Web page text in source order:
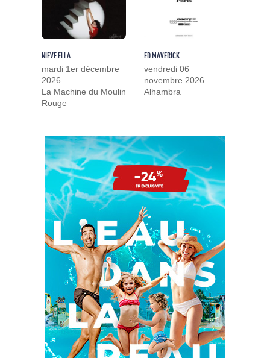
NIEVE ELLA
mardi 1er décembre
2026
La Machine du Moulin
Rouge
ED MAVERICK
vendredi 06
novembre 2026
Alhambra